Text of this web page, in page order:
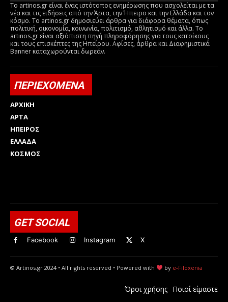
Το artinos.gr είναι ένας ιστότοπος ενημέρωσης που ασχολείται με τα
νέα και τις ειδήσεις από την Άρτα, την Ήπειρο και την Ελλάδα και τον
κόσμο. Το artinos.gr δημοσιεύει άρθρα για διάφορα θέματα, όπως
πολιτική, οικονομία, κοινωνία, πολιτισμό, αθλητισμό και άλλα. Το
artinos.gr είναι αξιόπιστη πηγή πληροφόρησης για τους κατοίκους
και τους επισκέπτες της Ηπείρου. Αφίσες, άρθρα και Διαφημιστικά
Banner καταχωρούνται δωρεάν.
ΠΕΡΙΕΧΟΜΕΝΑ
ΑΡΧΙΚΗ
ΑΡΤΑ
ΗΠΕΙΡΟΣ
ΕΛΛΑΔΑ
ΚΟΣΜΟΣ
GET SOCIAL
Facebook Instagram X
© Artinos.gr 2024 • All rights reserved • Powered with by e-Filoxenia
Όροι χρήσης Ποιοί είμαστε